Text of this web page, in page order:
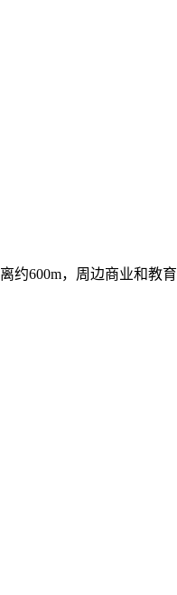
600m，周边商业和教